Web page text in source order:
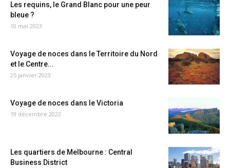
Les requins, le Grand Blanc pour une peur
bleue ?
10 mai 2023
Voyage de noces dans le Territoire du Nord
et le Centre...
25 janvier 2023
Voyage de noces dans le Victoria
19 décembre 2022
Les quartiers de Melbourne : Central
Business District